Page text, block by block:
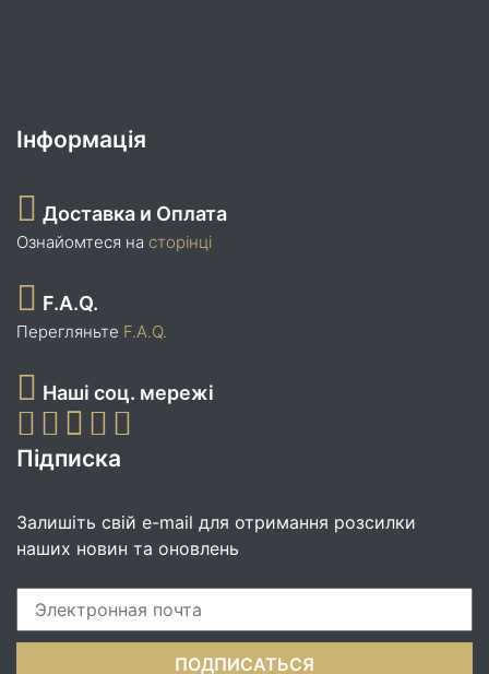
Інформація
Доставка и Оплата
Ознайомтеся на сторінці
F.A.Q.
Перегляньте F.A.Q.
Наші соц. мережі
Підписка
Залишіть свій e-mail для отримання розсилки
наших новин та оновлень